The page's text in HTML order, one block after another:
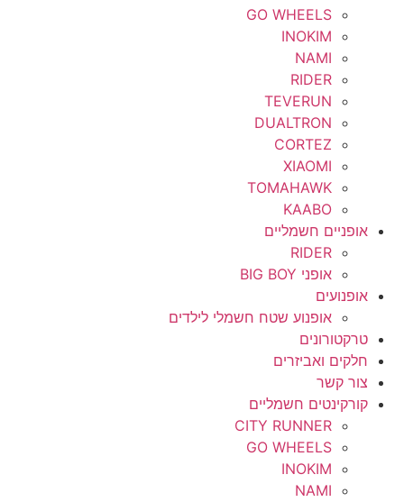
GO WHEELS
INOKIM
NAMI
RIDER
TEVERUN
DUALTRON
CORTEZ
XIAOMI
TOMAHAWK
KAABO
אופניים חשמליים
RIDER
אופני BIG BOY
אופנועים
אופנוע שטח חשמלי לילדים
טרקטורונים
חלקים ואביזרים
צור קשר
קורקינטים חשמליים
CITY RUNNER
GO WHEELS
INOKIM
NAMI